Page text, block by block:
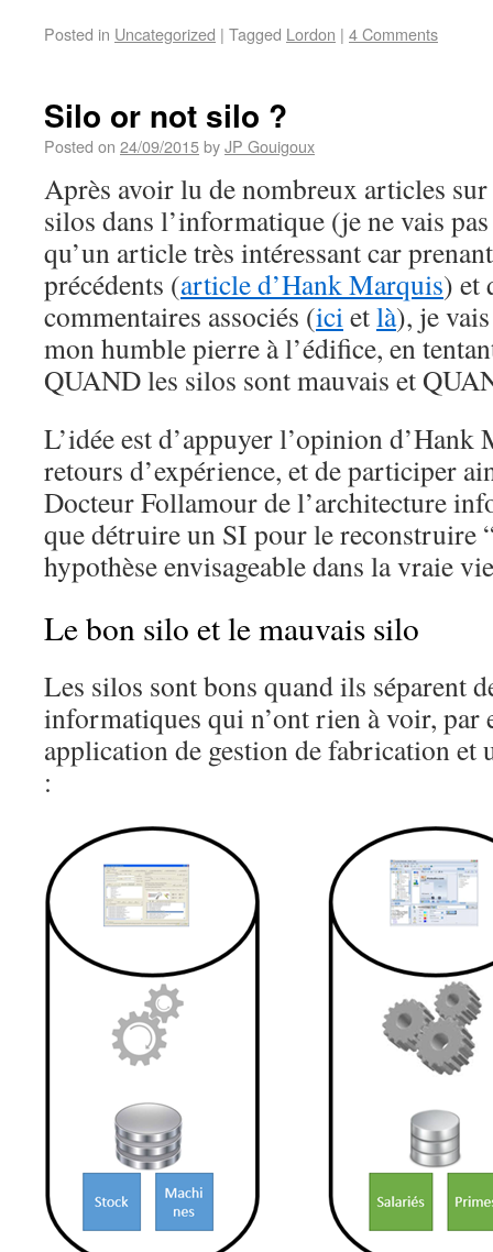
Posted in Uncategorized | Tagged Lordon | 4 Comments
Silo or not silo ?
Posted on 24/09/2015byJP Gouigoux
Après avoir lu de nombreux articles
silos dans l’informatique (je ne vais
qu’un article très intéressant car
précédents (article d’Hank Marquis) et
commentaires associés (icietlà), je
mon humble pierre à l’édifice, en
QUAND les silos sont mauvais et
L’idée est d’appuyer l’opinion d’Hank
retours d’expérience, et de participer
Docteur Follamour de l’architecture
que détruire un SI pour le reconstruire
hypothèse envisageable dans la vraie
Le bon silo et le mauvais silo
Les silos sont bons quand ils séparent
informatiques qui n’ont rien à voir, par
application de gestion de fabrication et
: